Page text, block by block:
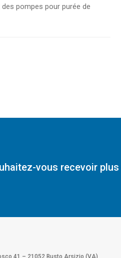
pompes pour purée de
vous recevoir
41 – 21052 Busto Arsizio (VA)